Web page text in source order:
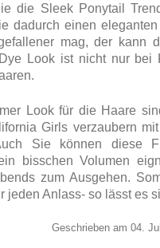
die Sleek Ponytail
dadurch einen
mag, der kann
Look ist nicht nur bei
Look für die Haare
Girls verzaubern
Sie können diese
bisschen Volumen
zum Ausgehen.
jeden Anlass- so lässt es
Geschrieben am 04.